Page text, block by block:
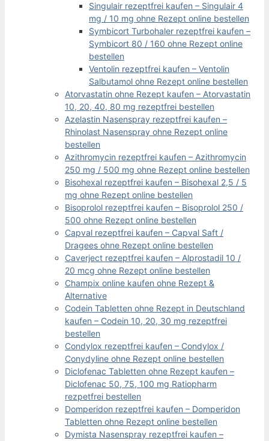
Singulair rezeptfrei kaufen – Singulair 4
mg / 10 mg ohne Rezept online bestellen
Symbicort Turbohaler rezeptfrei kaufen –
Symbicort 80 / 160 ohne Rezept online
bestellen
Ventolin rezeptfrei kaufen – Ventolin
Salbutamol ohne Rezept online bestellen
Atorvastatin ohne Rezept kaufen – Atorvastatin
10, 20, 40, 80 mg rezeptfrei bestellen
Azelastin Nasenspray rezeptfrei kaufen –
Rhinolast Nasenspray ohne Rezept online
bestellen
Azithromycin rezeptfrei kaufen – Azithromycin
250 mg / 500 mg ohne Rezept online bestellen
Bisohexal rezeptfrei kaufen – Bisohexal 2,5 / 5
mg ohne Rezept online bestellen
Bisoprolol rezeptfrei kaufen – Bisoprolol 250 /
500 ohne Rezept online bestellen
Capval rezeptfrei kaufen – Capval Saft /
Dragees ohne Rezept online bestellen
Caverject rezeptfrei kaufen – Alprostadil 10 /
20 mcg ohne Rezept online bestellen
Champix online kaufen ohne Rezept &
Alternative
Codein Tabletten ohne Rezept in Deutschland
kaufen – Codein 10, 20, 30 mg rezeptfrei
bestellen
Condylox rezeptfrei kaufen – Condylox /
Conydyline ohne Rezept online bestellen
Diclofenac Tabletten ohne Rezept kaufen –
Diclofenac 50, 75, 100 mg Ratiopharm
rezpetfrei bestellen
Domperidon rezeptfrei kaufen – Domperidon
Tabletten ohne Rezept online bestellen
Dymista Nasenspray rezeptfrei kaufen –